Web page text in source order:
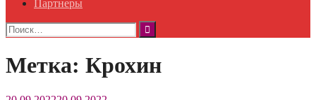
Партнеры
Найти:
Метка: Крохин